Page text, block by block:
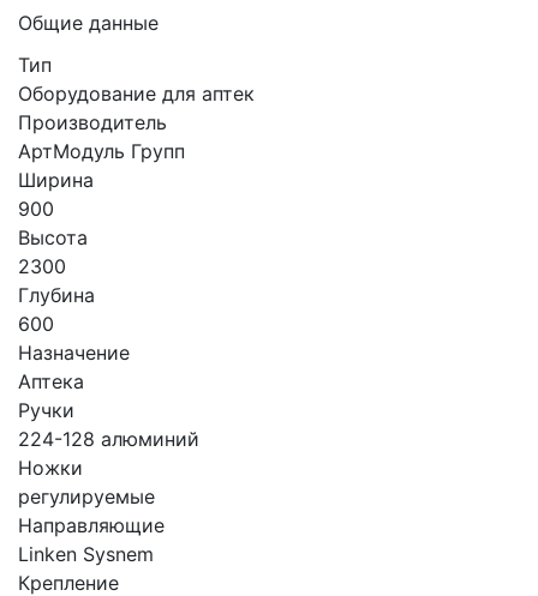
Общие данные
Тип
Оборудование для аптек
Производитель
АртМодуль Групп
Ширина
900
Высота
2300
Глубина
600
Назначение
Аптека
Ручки
224-128 алюминий
Ножки
регулируемые
Направляющие
Linken Sysnem
Крепление